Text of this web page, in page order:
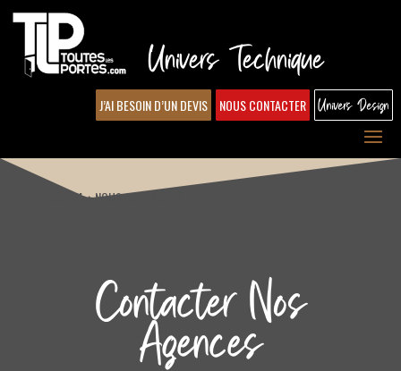
Univers Technique
J’AI BESOIN D’UN DEVIS NOUS CONTACTER Univers Design
ACCUEIL›NOUS CONTACTER
Contacter Nos
Agences